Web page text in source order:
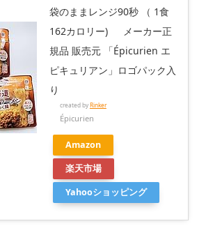
袋のままレンジ90秒 （ 1食
162カロリー) メーカー正
規品 販売元 「Épicurien エ
ピキュリアン」ロゴパック入
り
created byRinker
Épicurien
Amazon
楽天市場
Yahooショッピング